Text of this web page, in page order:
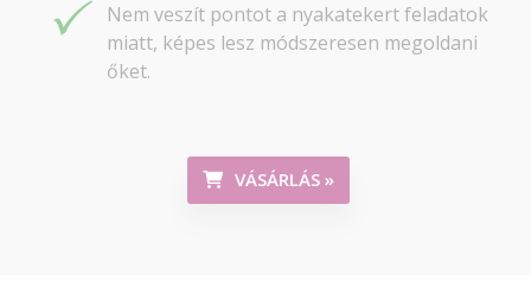
Nem veszít pontot a nyakatekert feladatok
miatt, képes lesz módszeresen megoldani
őket.
VÁSÁRLÁS »